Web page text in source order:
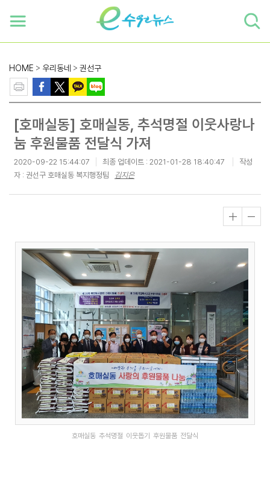
HOME > 우리동네 > 권선구
[호매실동] 호매실동, 추석명절 이웃사랑나
눔 후원물품 전달식 가져
2020-09-22 15:44:07 최종 업데이트 : 2021-01-28 18:40:47
작성
자 : 권선구 호매실동 복지행정팀
김지은
호매실동 추석명절 이웃돕기 후원물품 전달식